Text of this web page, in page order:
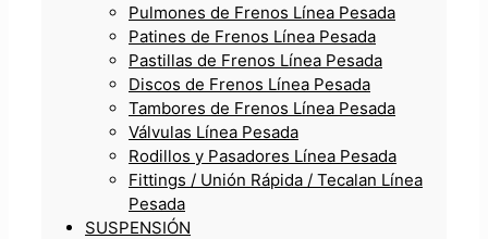
Pulmones de Frenos Línea Pesada
Patines de Frenos Línea Pesada
Pastillas de Frenos Línea Pesada
Discos de Frenos Línea Pesada
Tambores de Frenos Línea Pesada
Válvulas Línea Pesada
Rodillos y Pasadores Línea Pesada
Fittings / Unión Rápida / Tecalan Línea
Pesada
SUSPENSIÓN